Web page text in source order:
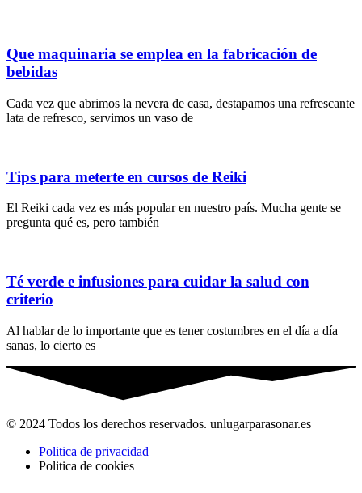
Que maquinaria se emplea en la fabricación de
bebidas
Cada vez que abrimos la nevera de casa, destapamos una refrescante
lata de refresco, servimos un vaso de
Tips para meterte en cursos de Reiki
El Reiki cada vez es más popular en nuestro país. Mucha gente se
pregunta qué es, pero también
Té verde e infusiones para cuidar la salud con
criterio
Al hablar de lo importante que es tener costumbres en el día a día
sanas, lo cierto es
© 2024 Todos los derechos reservados. unlugarparasonar.es
Politica de privacidad
Politica de cookies